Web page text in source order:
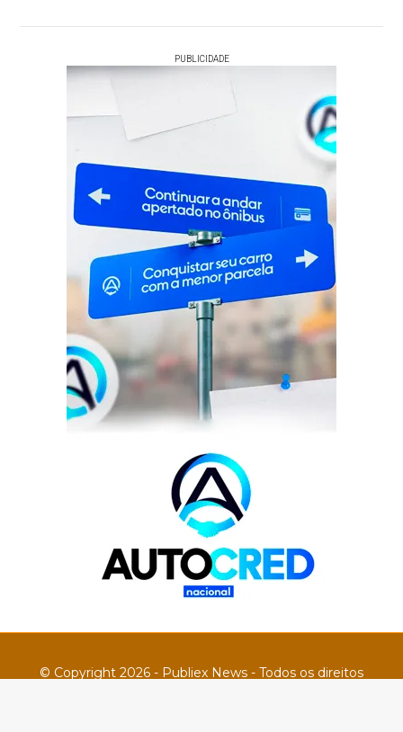
PUBLICIDADE
© Copyright 2026 - Publiex News - Todos os direitos